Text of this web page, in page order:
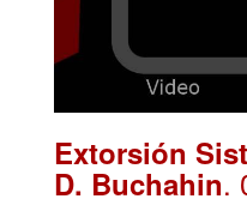
Extorsión
D. Buchahin.